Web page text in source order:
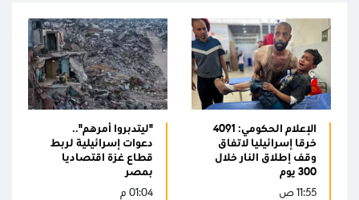
الإعلام الحكومي: 4091
خرقا إسرائيليا لاتفاق
وقف إطلاق النار خلال
300 يوم
11:55 ص
"ليتدبروا أمرهم"..
دعوات إسرائيلية لربط
قطاع غزة اقتصاديا
بمصر
01:04 م